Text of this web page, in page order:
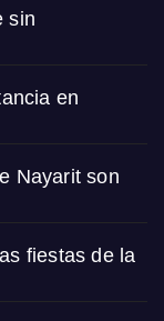
sin
en
Nayarit son
fiestas de la